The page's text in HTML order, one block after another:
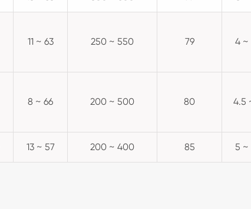
11 ~ 63 250 ~ 550 79
4 ~
8 ~ 66 200 ~ 500 80
4.5
13 ~ 57 200 ~ 400 85 5 ~